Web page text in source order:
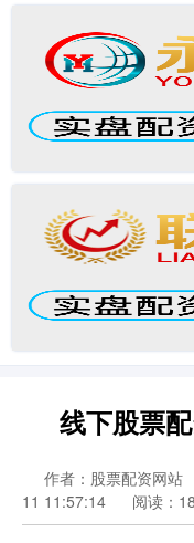
线下股票
作者：股票配资网站
11 11:57:14
阅读：